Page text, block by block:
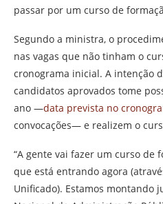
passar por um curso de
Segundo a ministra, o
nas vagas que não tinham o
cronograma inicial. A intenção
candidatos aprovados tome
ano —data prevista no
convocações— e realizem o
“A gente vai fazer um curso de
que está entrando agora
Unificado). Estamos montando